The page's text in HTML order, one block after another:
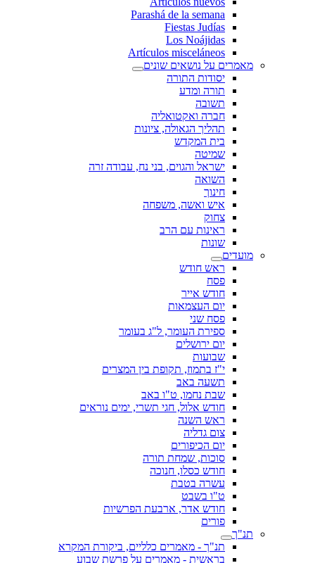
Parashá de la semana
Fiestas Judías
Los Noájidas
Artículos misceláneos
מאמרים על נושאים שונים
יסודות התורה
תורה ומדע
תשובה
חברה ואקטואליה
תהליך הגאולה, ציונות
בית המקדש
שמיטה
ישראל והגוים, בני נח, עבודה זרה
השואה
חינוך
איש ואשה, משפחה
צחוק
ראינות עם הרב
שונות
מועדים
ראש חודש
פסח
חודש אייר
יום העצמאות
פסח שני
ספירת העומר, ל"ג בעומר
יום ירושלים
שבועות
י"ז בתמוז, תקופת בין המצרים
תשעה באב
שבת נחמו, ט"ו באב
חודש אלול, חגי תשרי, ימים נוראים
ראש השנה
צום גדליה
יום הכיפורים
סוכות, שמחת תורה
חודש כסלו, חנוכה
עשרה בטבת
ט"ו בשבט
חודש אדר, ארבעת הפרשיות
פורים
תנ"ך
תנ"ך - מאמרים כלליים, ביקורת המקרא
בראשית - מאמרים על פרשת שבוע